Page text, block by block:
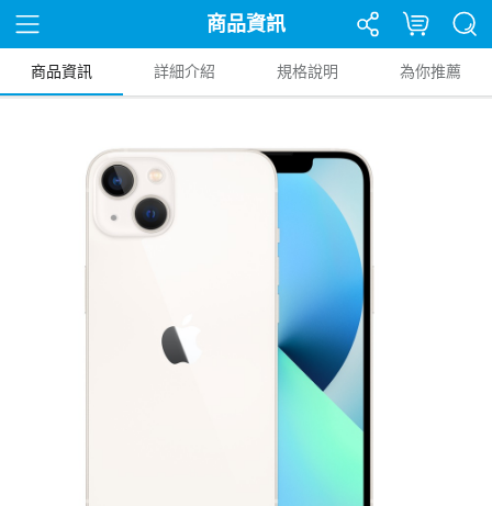
商品資訊
商品資訊 詳細介紹 規格說明 為你推薦